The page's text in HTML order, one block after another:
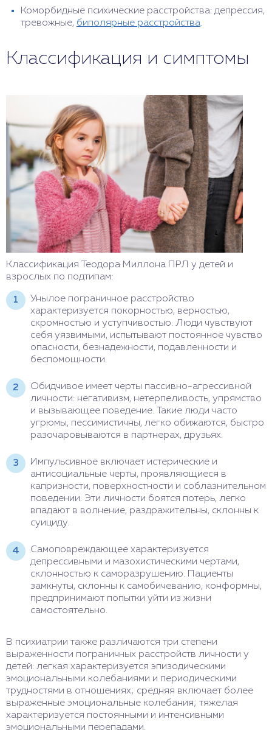
Коморбидные психические расстройства: депрессия,
тревожные, биполярные расстройства.
Классификация и симптомы
Классификация Теодора Миллона ПРЛ у детей и
взрослых по подтипам:
Унылое пограничное расстройство
характеризуется покорностью, верностью,
скромностью и уступчивостью. Люди чувствуют
себя уязвимыми, испытывают постоянное чувство
опасности, безнадежности, подавленности и
беспомощности.
Обидчивое имеет черты пассивно-агрессивной
личности: негативизм, нетерпеливость, упрямство
и вызывающее поведение. Такие люди часто
угрюмы, пессимистичны, легко обижаются, быстро
разочаровываются в партнерах, друзьях.
Импульсивное включает истерические и
антисоциальные черты, проявляющиеся в
капризности, поверхностности и соблазнительном
поведении. Эти личности боятся потерь, легко
впадают в волнение, раздражительны, склонны к
суициду.
Самоповреждающее характеризуется
депрессивными и мазохистическими чертами,
склонностью к саморазрушению. Пациенты
замкнуты, склонны к самобичеванию, конформны,
предпринимают попытки уйти из жизни
самостоятельно.
В психиатрии также различаются три степени
выраженности пограничных расстройств личности у
детей: легкая характеризуется эпизодическими
эмоциональными колебаниями и периодическими
трудностями в отношениях; средняя включает более
выраженные эмоциональные колебания; тяжелая
характеризуется постоянными и интенсивными
эмоциональными перепадами.